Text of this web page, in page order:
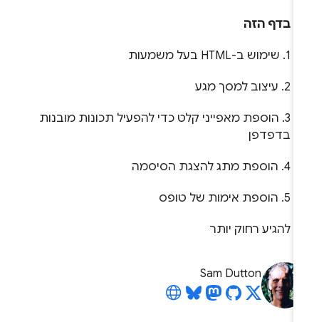
בדף הזה
3. הוספת מאפייני קלט כדי להפעיל תכונות מובנות
בדפדפן
להגיע רחוק יותר
Sam Dutton